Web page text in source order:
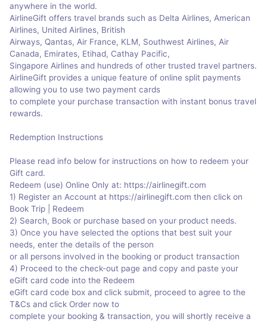
anywhere in the world.
AirlineGift offers travel brands such as Delta Airlines, American
Airlines, United Airlines, British
Airways, Qantas, Air France, KLM, Southwest Airlines, Air
Canada, Emirates, Etihad, Cathay Pacific,
Singapore Airlines and hundreds of other trusted travel partners.
AirlineGift provides a unique feature of online split payments
allowing you to use two payment cards
to complete your purchase transaction with instant bonus travel
rewards.
Redemption Instructions
Please read info below for instructions on how to redeem your
Gift card.
Redeem (use) Online Only at: https://airlinegift.com
1) Register an Account at https://airlinegift.com then click on
Book Trip | Redeem
2) Search, Book or purchase based on your product needs.
3) Once you have selected the options that best suit your
needs, enter the details of the person
or all persons involved in the booking or product transaction
4) Proceed to the check-out page and copy and paste your
eGift card code into the Redeem
eGift card code box and click submit, proceed to agree to the
T&Cs and click Order now to
complete your booking & transaction, you will shortly receive a